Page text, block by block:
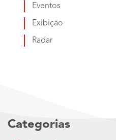
Eventos
Exibição
Radar
Categorias